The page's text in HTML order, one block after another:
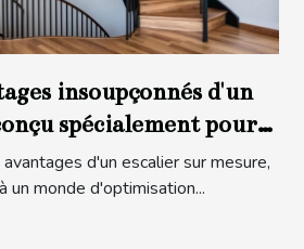
insoupçonnés d'un
spécialement pour
d'un escalier sur mesure,
un monde d'optimisation...